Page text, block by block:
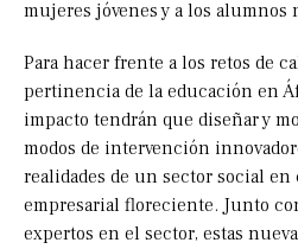
mujeres jóvenes y a los alumnos
Para hacer frente a los retos de
pertinencia de la educación en
impacto tendrán que diseñar y
modos de intervención
realidades de un sector social
empresarial floreciente. Junto
expertos en el sector, estas